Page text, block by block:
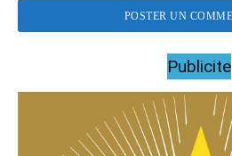
Publicite